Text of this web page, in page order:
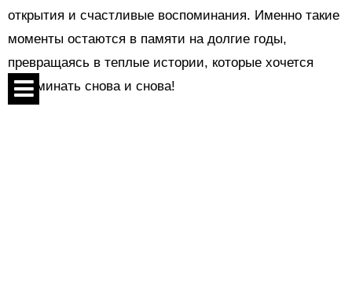
открытия и счастливые воспоминания. Именно такие
моменты остаются в памяти на долгие годы,
превращаясь в теплые истории, которые хочется
вспоминать снова и снова!